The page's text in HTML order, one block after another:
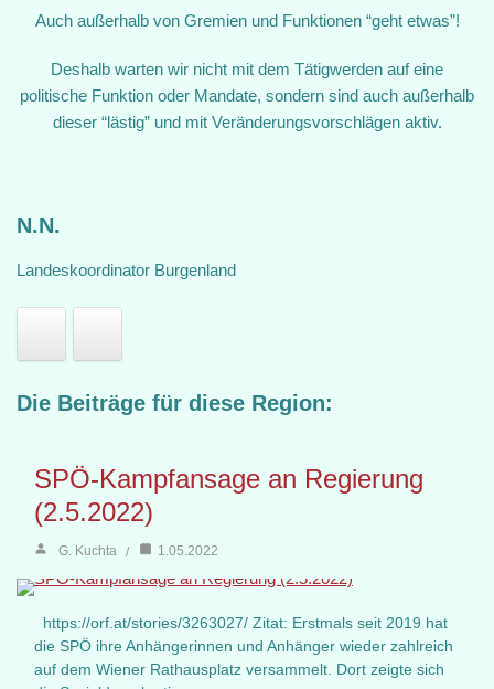
Auch außerhalb von Gremien und Funktionen “geht etwas”!
Deshalb warten wir nicht mit dem Tätigwerden auf eine
politische Funktion oder Mandate, sondern sind auch außerhalb
dieser “lästig” und mit Veränderungsvorschlägen aktiv.
N.N.
Landeskoordinator Burgenland
Die Beiträge für diese Region:
SPÖ-Kampfansage an Regierung
(2.5.2022)
G. Kuchta 1.05.2022
https://orf.at/stories/3263027/ Zitat: Erstmals seit 2019 hat
die SPÖ ihre Anhängerinnen und Anhänger wieder zahlreich
auf dem Wiener Rathausplatz versammelt. Dort zeigte sich